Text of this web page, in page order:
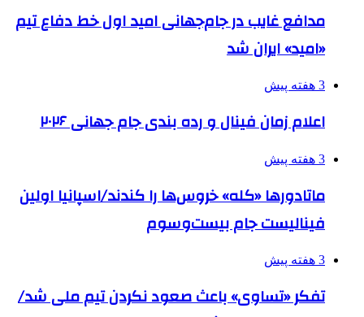
مدافع غایب در جام‌جهانی امید اول خط دفاع تیم
«امید» ایران شد
3 هفته پیش
اعلام زمان فینال و رده بندی جام جهانی ۲۰۲۶
3 هفته پیش
ماتادورها «کله» خروس‌ها را کندند/اسپانیا اولین
فینالیست جام بیست‌وسوم
3 هفته پیش
تفکر «تساوی» باعث صعود نکردن تیم ملی شد/